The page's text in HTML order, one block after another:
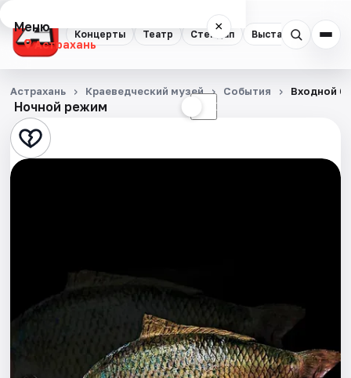
Концерты Театр Стендап Выставки
Меню ×
Астрахань
Концерты
Театр
Стендап
Спорт
События
Ночной режим ☾
Астрахань Краеведческий музей События Входной